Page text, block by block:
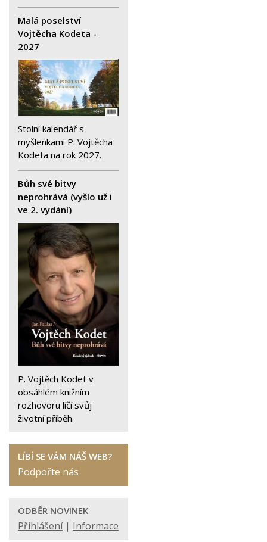
Malá poselství
Vojtěcha Kodeta -
2027
Stolní kalendář s
myšlenkami P. Vojtěcha
Kodeta na rok 2027.
Bůh své bitvy
neprohrává (vyšlo už i
ve 2. vydání)
P. Vojtěch Kodet v
obsáhlém knižním
rozhovoru líčí svůj
životní příběh.
LÍBÍ SE VÁM NÁŠ WEB?
Podpořte nás
ODBĚR NOVINEK
Přihlášení| Informace